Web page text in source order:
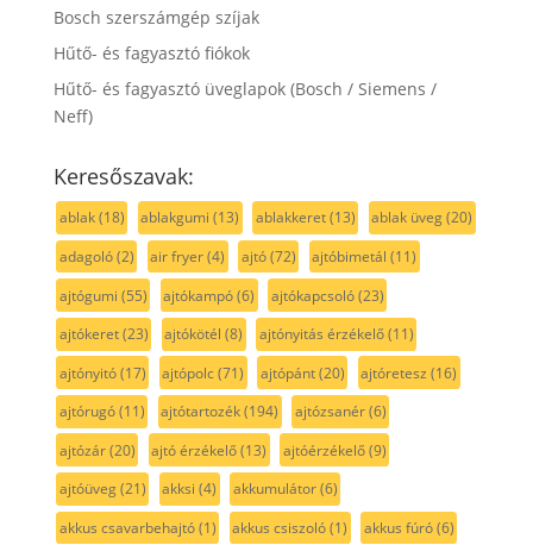
Bosch szerszámgép szíjak
Hűtő- és fagyasztó fiókok
Hűtő- és fagyasztó üveglapok (Bosch / Siemens /
Neff)
Keresőszavak:
ablak(18) ablakgumi (13) ablakkeret(13) ablak üveg(20)
adagoló(2) air fryer(4) ajtó(72) ajtóbimetál (11)
ajtógumi (55) ajtókampó(6) ajtókapcsoló(23)
ajtókeret(23) ajtókötél (8) ajtónyitás érzékelő(11)
ajtónyitó(17) ajtópolc(71) ajtópánt(20) ajtóretesz (16)
ajtórugó(11) ajtótartozék(194) ajtózsanér(6)
ajtózár(20) ajtó érzékelő(13) ajtóérzékelő(9)
ajtóüveg(21) akksi (4) akkumulátor(6)
akkus csavarbehajtó(1) akkus csiszoló(1) akkus fúró(6)